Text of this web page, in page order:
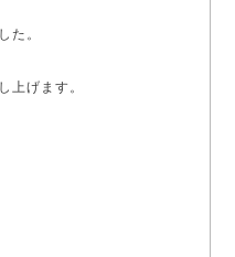
た。
上げます。